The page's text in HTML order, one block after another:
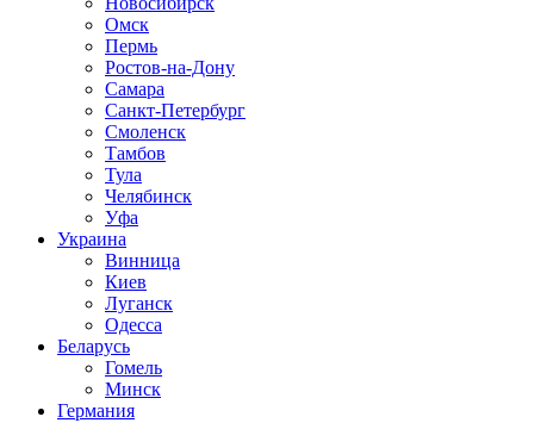
Омск
Пермь
Ростов-на-Дону
Самара
Санкт-Петербург
Смоленск
Тамбов
Тула
Челябинск
Уфа
Украина
Винница
Киев
Луганск
Одесса
Беларусь
Гомель
Минск
Германия